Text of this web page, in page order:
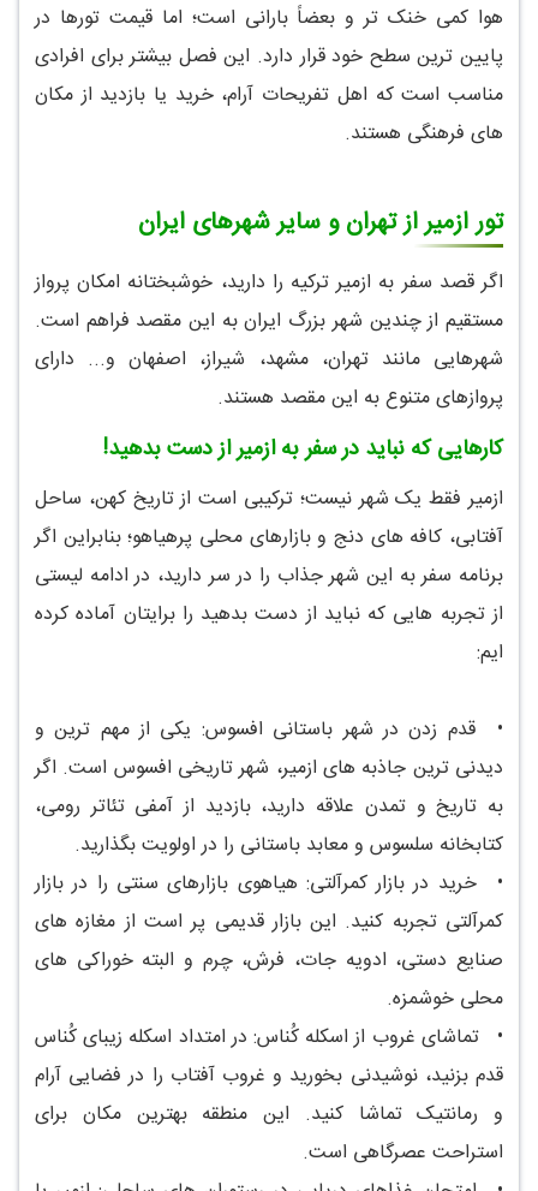
هوا کمی خنک تر و بعضاً بارانی است؛ اما قیمت تورها در
پایین ترین سطح خود قرار دارد. این فصل بیشتر برای افرادی
مناسب است که اهل تفریحات آرام، خرید یا بازدید از مکان
های فرهنگی هستند.
تور ازمیر از تهران و سایر شهرهای ایران
اگر قصد سفر به ازمیر ترکیه را دارید، خوشبختانه امکان پرواز
مستقیم از چندین شهر بزرگ ایران به این مقصد فراهم است.
شهرهایی مانند تهران، مشهد، شیراز، اصفهان و... دارای
پروازهای متنوع به این مقصد هستند.
کارهایی که نباید در سفر به ازمیر از دست بدهید!
ازمیر فقط یک شهر نیست؛ ترکیبی است از تاریخ کهن، ساحل
آفتابی، کافه های دنج و بازارهای محلی پرهیاهو؛ بنابراین اگر
برنامه سفر به این شهر جذاب را در سر دارید، در ادامه لیستی
از تجربه هایی که نباید از دست بدهید را برایتان آماده کرده
ایم:
•
قدم زدن در شهر باستانی افسوس: یکی از مهم ترین و
دیدنی ترین جاذبه های ازمیر، شهر تاریخی افسوس است. اگر
به تاریخ و تمدن علاقه دارید، بازدید از آمفی تئاتر رومی،
کتابخانه سلسوس و معابد باستانی را در اولویت بگذارید.
•
خرید در بازار کمرآلتی: هیاهوی بازارهای سنتی را در بازار
کمرآلتی تجربه کنید. این بازار قدیمی پر است از مغازه های
صنایع دستی، ادویه جات، فرش، چرم و البته خوراکی های
محلی خوشمزه.
• تماشای غروب از اسکله کُناس: در امتداد اسکله زیبای کُناس
قدم بزنید، نوشیدنی بخورید و غروب آفتاب را در فضایی آرام
و رمانتیک تماشا کنید. این منطقه بهترین مکان برای
استراحت عصرگاهی است.